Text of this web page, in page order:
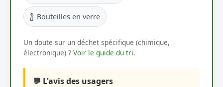
🍾 Bouteilles en verre
Un doute sur un déchet spécifique (chimique,
électronique) ? Voir le guide du tri.
💬 L'avis des usagers